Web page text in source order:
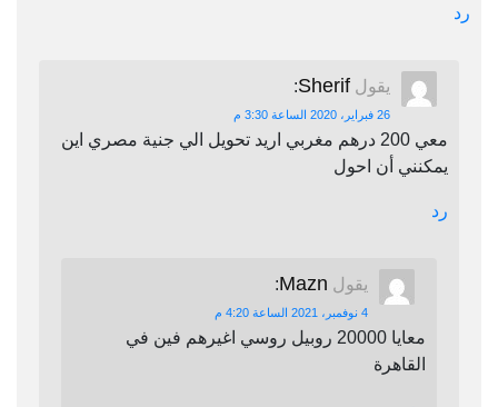
رد
يقول Sherif
:
26 فبراير، 2020 الساعة 3:30 م
معي 200 درهم مغربي اريد تحويل الي جنية مصري اين
يمكنني أن احول
رد
يقول Mazn
:
4 نوفمبر، 2021 الساعة 4:20 م
معايا 20000 روبيل روسي اغيرهم فين في
القاهرة